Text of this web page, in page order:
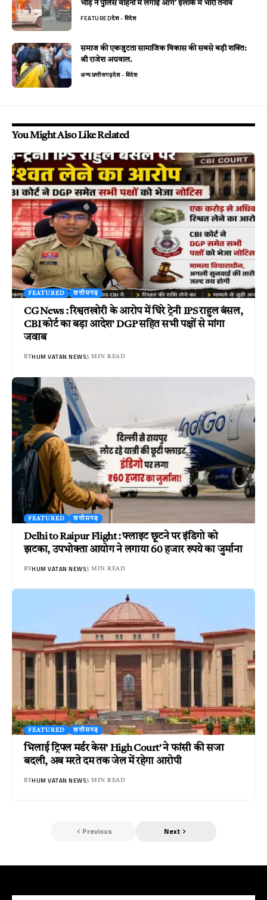
भीड़ ने पुलिस वाहनों में लगाई आग’ इलाके में भारी तनाव
FEATUREDदेश - विदेश
समाज की एकजुटता सामाजिक विकास की सबसे बड़ी शक्ति:
श्री राजेश अग्रवाल.
अन्यछत्तीसगढ़देश - विदेश
You Might Also Like Related
FEATURED छत्तीसगढ़
CG News : रिश्वतखोरी के आरोप में घिरे ट्रेनी IPS राहुल बंसल,
CBI कोर्ट का बड़ा आदेश’ DGP सहित सभी पक्षों से मांगा
जवाब
BYHUM VATAN NEWS3 MIN READ
FEATURED छत्तीसगढ़
Delhi to Raipur Flight : फ्लाइट छूटने पर इंडिगो को
झटका, उपभोक्ता आयोग ने लगाया 60 हजार रुपये का जुर्माना
BYHUM VATAN NEWS3 MIN READ
FEATURED छत्तीसगढ़
भिलाई ट्रिपल मर्डर केस’ High Court’ ने फांसी की सजा
बदली, अब मरते दम तक जेल में रहेगा आरोपी
BYHUM VATAN NEWS3 MIN READ
Previous Next